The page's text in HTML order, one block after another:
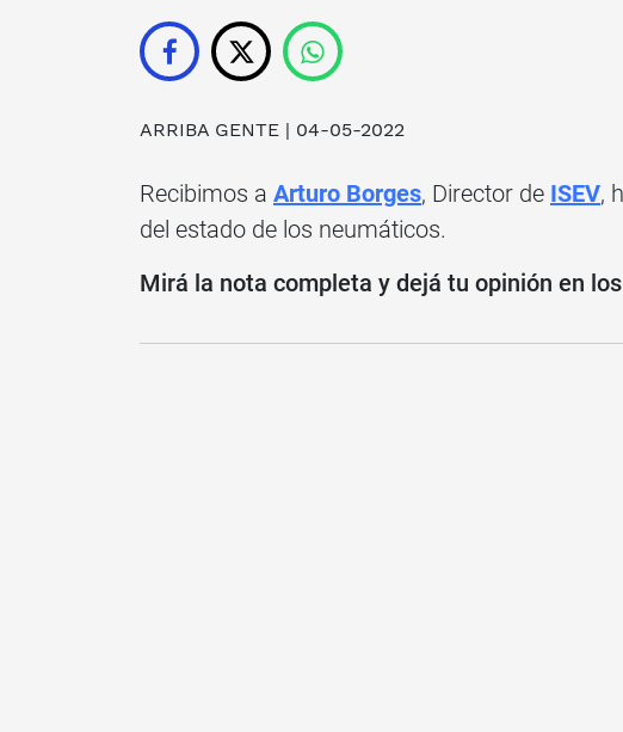
ARRIBA GENTE | 04-05-2022
Recibimos a Arturo Borges, Director de ISEV,
del estado de los neumáticos.
Mirá la nota completa y dejá tu opinión en